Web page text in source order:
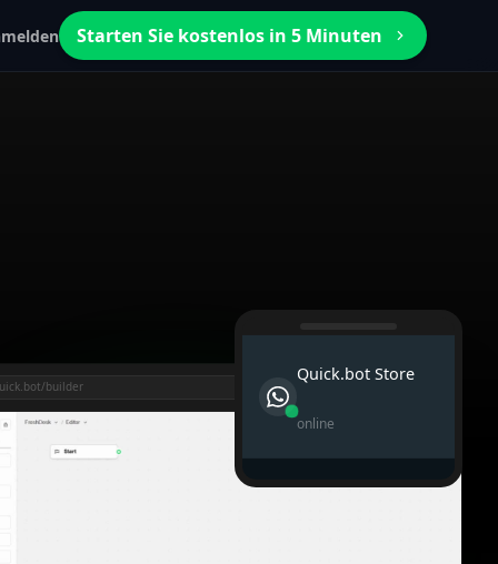
Starten Sie kostenlos in 5 Minuten
builder
Quick.bot Store
online